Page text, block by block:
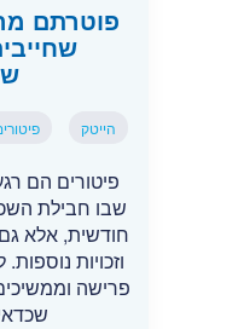
הייטק
פיטורים הם
שבו חבילת
חודשית, אלא גם
וזכויות
פרישה